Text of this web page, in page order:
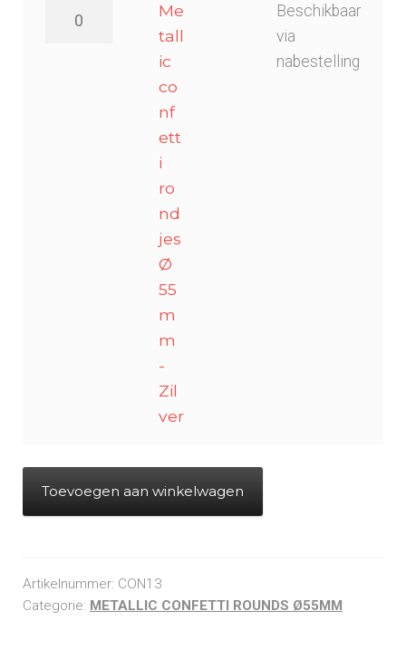
Me
tall
ic
co
nf
ett
i
ro
nd
jes
Ø
55
m
m
-
Zil
ver
Beschikbaar
via
nabestelling
Toevoegen aan winkelwagen
Artikelnummer: CON13
Categorie: METALLIC CONFETTI ROUNDS Ø55MM